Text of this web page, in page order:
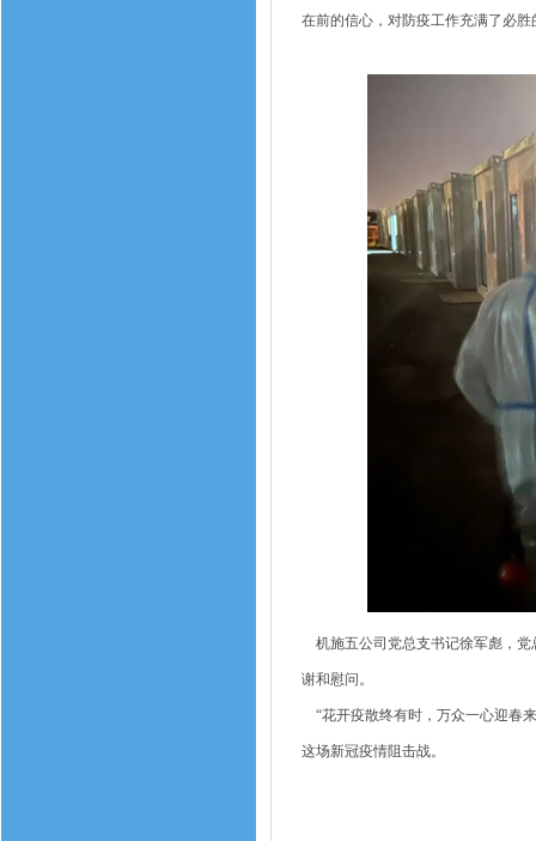
在前的信心，对防疫工作充满了必胜
机施五公司党总支书记徐军彪，党
谢和慰问。
“花开疫散终有时，万众一心迎春
这场新冠疫情阻击战。